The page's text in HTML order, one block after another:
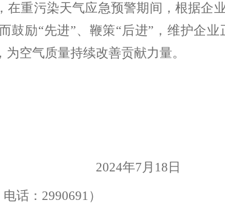
在重污染天气应急预警期间， 根据企
鼓励“先进”、鞭策“后进” ， 维护企业
空气质量持续改善贡献力量。
年7月 18 日
电话： 2990691 ）